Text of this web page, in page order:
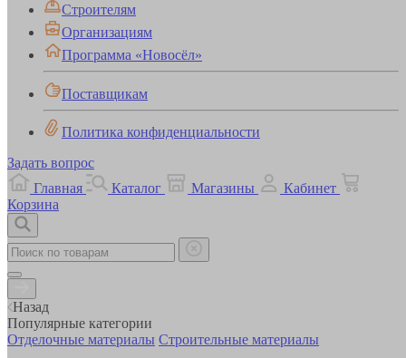
Строителям
Организациям
Программа «Новосёл»
Поставщикам
Политика конфиденциальности
Задать вопрос
Главная
Каталог Магазины
Кабинет
Корзина
Назад
Популярные категории
Отделочные материалы Строительные материалы